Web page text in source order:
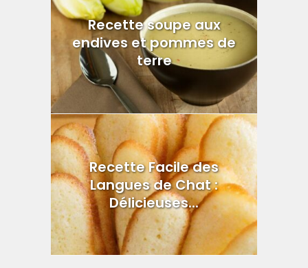
Recette soupe aux
endives et pommes de
terre
Recette Facile des
Langues de Chat :
Délicieuses...